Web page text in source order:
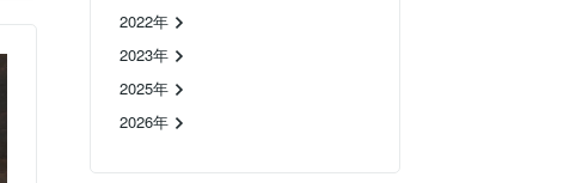
2022年
2023年
2025年
2026年